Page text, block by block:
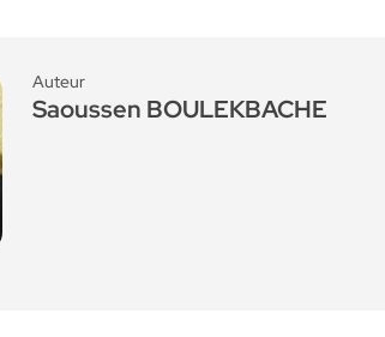
Auteur
Saoussen BOULEKBACHE